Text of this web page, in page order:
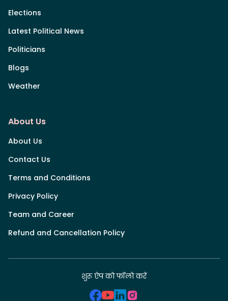
Elections
Latest Political News
Politicians
Blogs
Weather
About Us
About Us
Contact Us
Terms and Conditions
Privacy Policy
Team and Career
Refund and Cancellation Policy
शुरू ऐप को फॉलो करें